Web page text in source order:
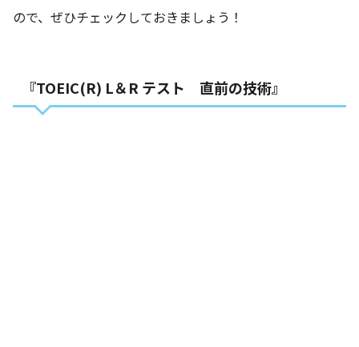
ので、ぜひチェックしておきましょう！
『TOEIC(R) L＆R テスト 直前の技術』